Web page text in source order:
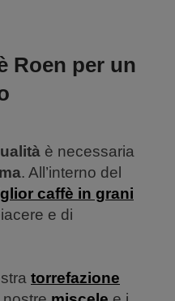
Roen per un
è necessaria
. All’interno del
caffè in grani
e di
torrefazione